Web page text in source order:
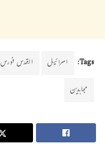
Tags: اسرائیل القدس فورس
مجاہدین